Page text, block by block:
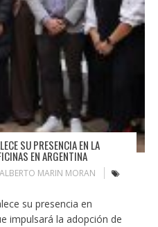
SU PRESENCIA EN LA
EN ARGENTINA
ALBERTO MARIN MORAN
su presencia en
impulsará la adopción de